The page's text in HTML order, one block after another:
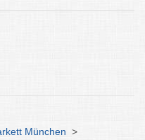
München >